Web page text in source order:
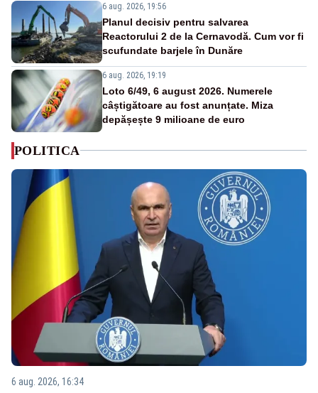
6 aug. 2026, 19:56
Planul decisiv pentru salvarea
Reactorului 2 de la Cernavodă. Cum vor fi
scufundate barjele în Dunăre
6 aug. 2026, 19:19
Loto 6/49, 6 august 2026. Numerele
câștigătoare au fost anunțate. Miza
depășește 9 milioane de euro
POLITICA
6 aug. 2026, 16:34